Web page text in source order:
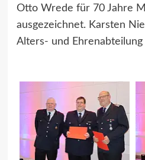
Otto Wrede für 70 Jahre
ausgezeichnet. Karsten
Alters- und Ehrenabteilung